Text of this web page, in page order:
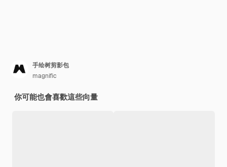
手绘树剪影包
magnific
你可能也會喜歡這些向量